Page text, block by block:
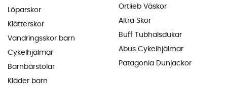
Löparskor
Klätterskor
Vandringsskor barn
Cykelhjälmar
Barnbärstolar
Kläder barn
Ortlieb Väskor
Altra Skor
Buff Tubhalsdukar
Abus Cykelhjälmar
Patagonia Dunjackor